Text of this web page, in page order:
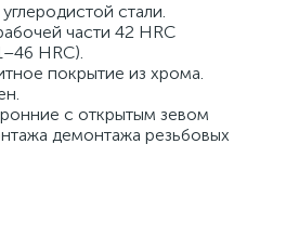
стали.
части 42 HRC
HRC).
покрытие из хрома.
с открытым зевом
демонтажа резьбовых